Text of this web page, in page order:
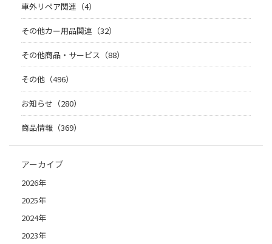
車外リペア関連（4）
その他カー用品関連（32）
その他商品・サービス（88）
その他（496）
お知らせ（280）
商品情報（369）
アーカイブ
2026年
2025年
2024年
2023年